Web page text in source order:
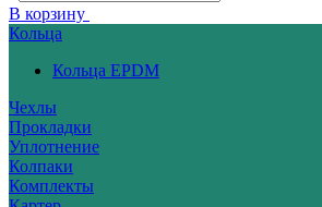
В корзину
Кольца
Кольца EPDM
Чехлы
Прокладки
Уплотнение
Колпаки
Комплекты